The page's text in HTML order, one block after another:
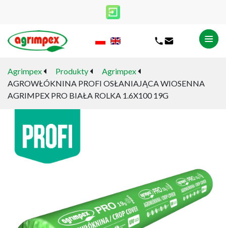
Agrimpex Produkty
Agrimpex
AGROWŁÓKNINA PROFI OSŁANIAJĄCA WIOSENNA
AGRIMPEX PRO BIAŁA ROLKA 1.6X100 19G